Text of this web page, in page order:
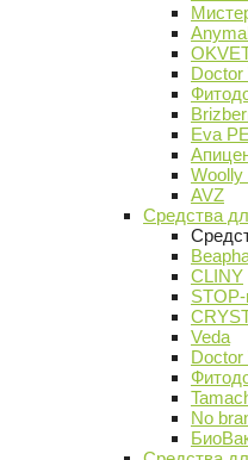
Doctor
Eva
Woolly
AVZ
Средства
CLINY
Veda
Doctor
No